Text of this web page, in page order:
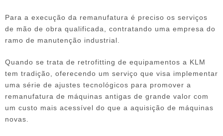
Para a execução da remanufatura é preciso os serviços
de mão de obra qualificada, contratando uma empresa do
ramo de manutenção industrial.
Quando se trata de retrofitting de equipamentos a KLM
tem tradição, oferecendo um serviço que visa implementar
uma série de ajustes tecnológicos para promover a
remanufatura de máquinas antigas de grande valor com
um custo mais acessível do que a aquisição de máquinas
novas.